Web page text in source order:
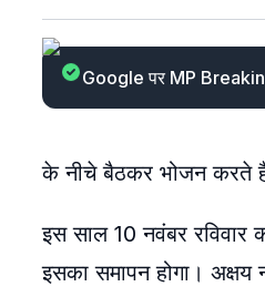
Google पर MP
के नीचे बैठकर भोजन करते
इस साल 10 नवंबर रविवार
इसका समापन होगा।